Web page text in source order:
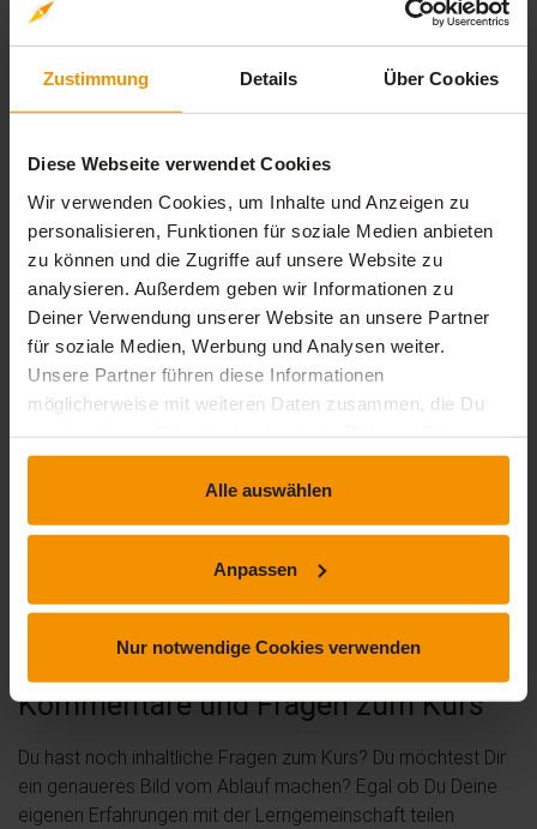
Zustimmung Details Über Cookies
Diese Webseite verwendet Cookies
Wir verwenden Cookies, um Inhalte und Anzeigen zu
personalisieren, Funktionen für soziale Medien anbieten
zu können und die Zugriffe auf unsere Website zu
analysieren. Außerdem geben wir Informationen zu
Deiner Verwendung unserer Website an unsere Partner
für soziale Medien, Werbung und Analysen weiter.
Unsere Partner führen diese Informationen
möglicherweise mit weiteren Daten zusammen, die Du
Nutzung der Dienste gesammelt haben.
Alle auswählen
Anpassen
Nur notwendige Cookies verwenden
1 Bewertung
5stars: 1
Bewertungen
4stars: 0
Bewertungen
3stars: 0
Bewertungen
2stars: 0
Bewertungen
1stars: 0
Bewertungen
Rezensionen
von
Kommentare und Fragen zum Kurs
Du hast noch inhaltliche Fragen zum Kurs? Du möchtest Dir
ein genaueres Bild vom Ablauf machen? Egal ob Du Deine
eigenen Erfahrungen mit der Lerngemeinschaft teilen